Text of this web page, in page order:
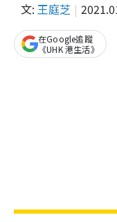
文: 王庭芝
在Google追蹤
《UHK 港生活》